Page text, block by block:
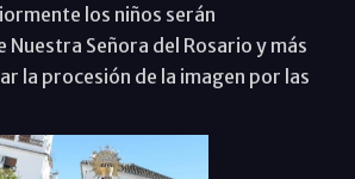
los niños serán
Señora del Rosario y más
la procesión de la imagen por las